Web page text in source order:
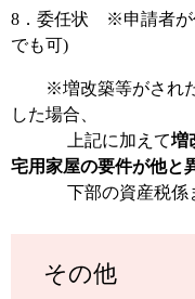
8．委任状 ※申請者が
でも可)
※増改築等がされた
した場合、
上記に加えて増
宅用家屋の要件が他と
下部の資産税係ま
その他